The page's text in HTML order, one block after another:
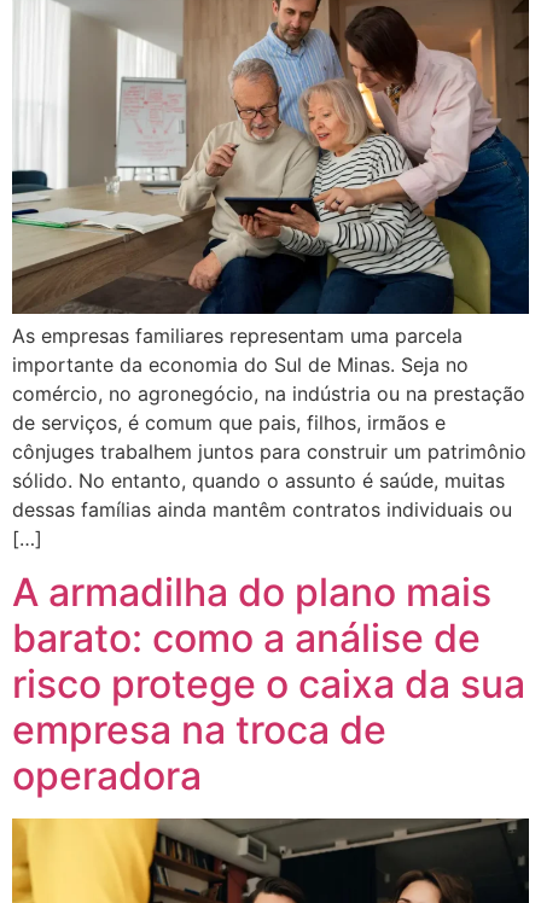
As empresas familiares representam uma parcela
importante da economia do Sul de Minas. Seja no
comércio, no agronegócio, na indústria ou na prestação
de serviços, é comum que pais, filhos, irmãos e
cônjuges trabalhem juntos para construir um patrimônio
sólido. No entanto, quando o assunto é saúde, muitas
dessas famílias ainda mantêm contratos individuais ou
[…]
A armadilha do plano mais
barato: como a análise de
risco protege o caixa da sua
empresa na troca de
operadora